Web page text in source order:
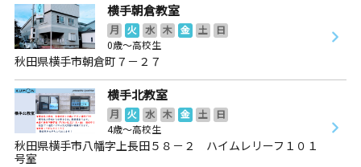
横手朝倉教室
月 火 水 木 金 土
日
0歳～高校生
秋田県横手市朝倉町７－２７
横手北教室
月 火 水 木 金 土
日
4歳～高校生
秋田県横手市八幡字上長田５８－２ ハイムレリーフ１０１
号室